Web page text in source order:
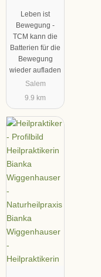
r TCM
Augenakupu
nktur Nähe
Überlingen,
Salem
Leben ist
Bewegung -
TCM kann die
Batterien für die
Bewegung
wieder aufladen
Salem
9.9 km